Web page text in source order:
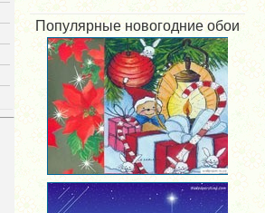
Популярные новогодние обои